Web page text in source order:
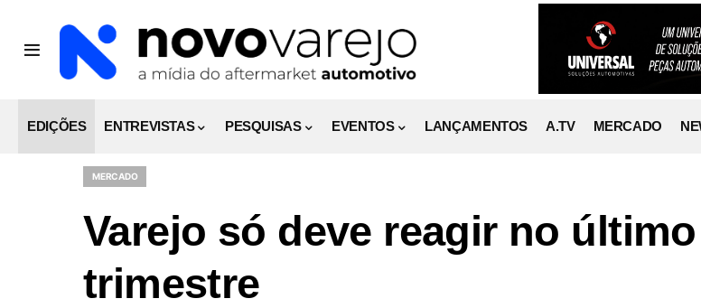
EDIÇÕES ENTREVISTAS PESQUISAS EVENTOS LANÇAMENTOS A.TV MERCADO
MERCADO
Varejo só deve reagir no último
trimestre